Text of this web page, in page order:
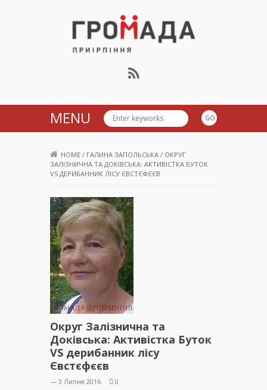
Громада Приірпіння
MENU
HOME / ГАЛИНА ЗАПОЛЬСЬКА / ОКРУГ
ЗАЛІЗНИЧНА ТА ДОКІВСЬКА: АКТИВІСТКА БУТОК
VS ДЕРИБАННИК ЛІСУ ЄВСТЄФЄЄВ
Округ Залізнична та
Доківська: Активістка Буток
VS дерибанник лісу
Євстєфєєв
— 3 Липня 2016 0